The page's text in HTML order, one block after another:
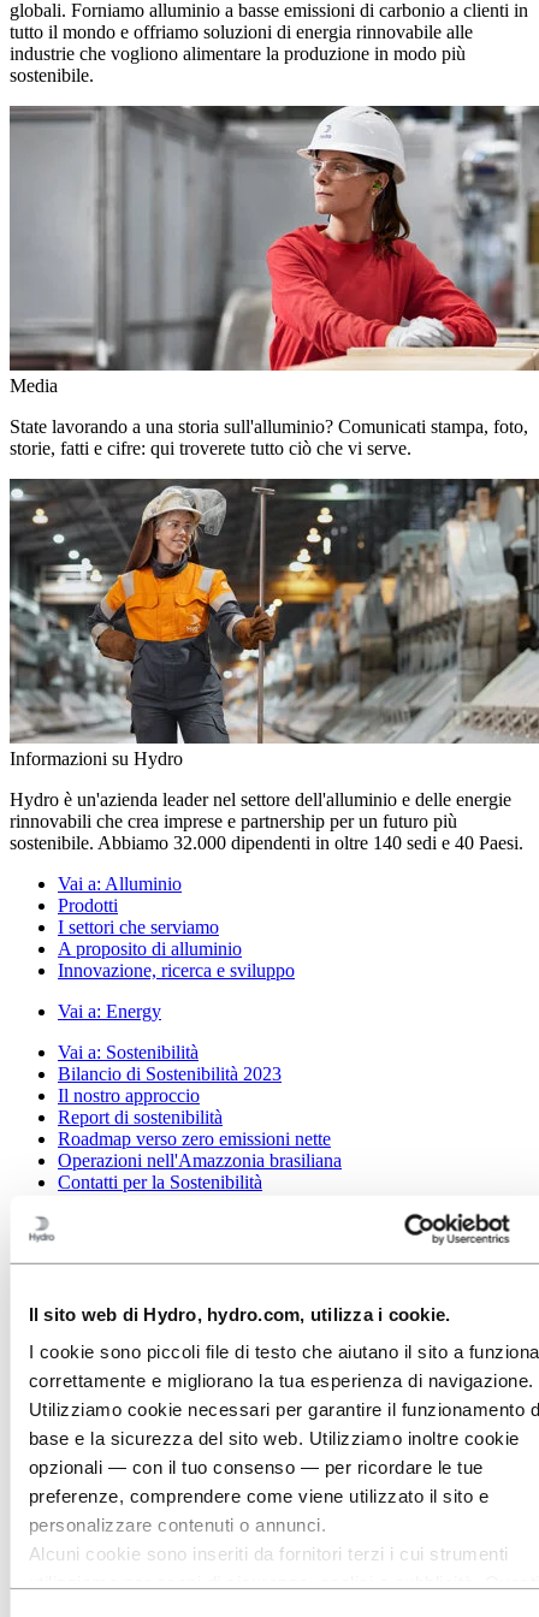
Il sito web di Hydro, hydro.com, utilizza i cookie.
I cookie sono piccoli file di testo che aiutano il sito a
correttamente e migliorano la tua esperienza di navigazione.
Utilizziamo cookie necessari per garantire il funzionamento
base e la sicurezza del sito web. Utilizziamo inoltre cookie
opzionali — con il tuo consenso — per ricordare le tue
preferenze, comprendere come viene utilizzato il sito e
personalizzare contenuti o annunci.
Alcuni cookie sono inseriti da fornitori terzi i cui strumenti
globali. Forniamo alluminio a basse emissioni di carbonio a clienti in
tutto il mondo e offriamo soluzioni di energia rinnovabile alle
industrie che vogliono alimentare la produzione in modo più
sostenibile.
Media
State lavorando a una storia sull'alluminio? Comunicati stampa, foto,
storie, fatti e cifre: qui troverete tutto ciò che vi serve.
Informazioni su Hydro
Hydro è un'azienda leader nel settore dell'alluminio e delle energie
rinnovabili che crea imprese e partnership per un futuro più
sostenibile. Abbiamo 32.000 dipendenti in oltre 140 sedi e 40 Paesi.
Vai a: Alluminio
Prodotti
I settori che serviamo
A proposito di alluminio
Innovazione, ricerca e sviluppo
Vai a: Energy
Vai a: Sostenibilità
Bilancio di Sostenibilità 2023
Il nostro approccio
Report di sostenibilità
Roadmap verso zero emissioni nette
Operazioni nell'Amazzonia brasiliana
Contatti per la Sostenibilità
Studenti e laureati
Aree di carriera
Incontra le nostre persone
Percorso di reclutamento
Contatti e FAQ
Vai a:Investors
Investitori
Vai a:
Media
Contatti per i media
Notizie
Hydro in sintesi
Galleria multimediale